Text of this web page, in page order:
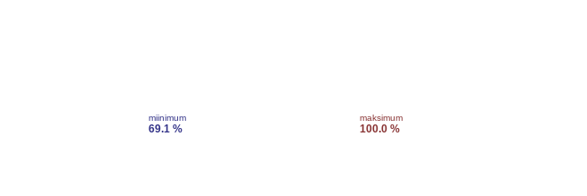
miinimum
69.1 %
maksimum
100.0 %